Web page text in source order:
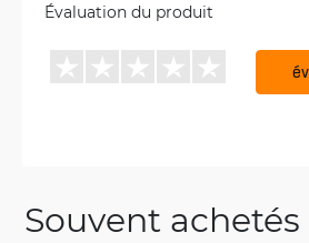
Évaluation du produit
Souvent